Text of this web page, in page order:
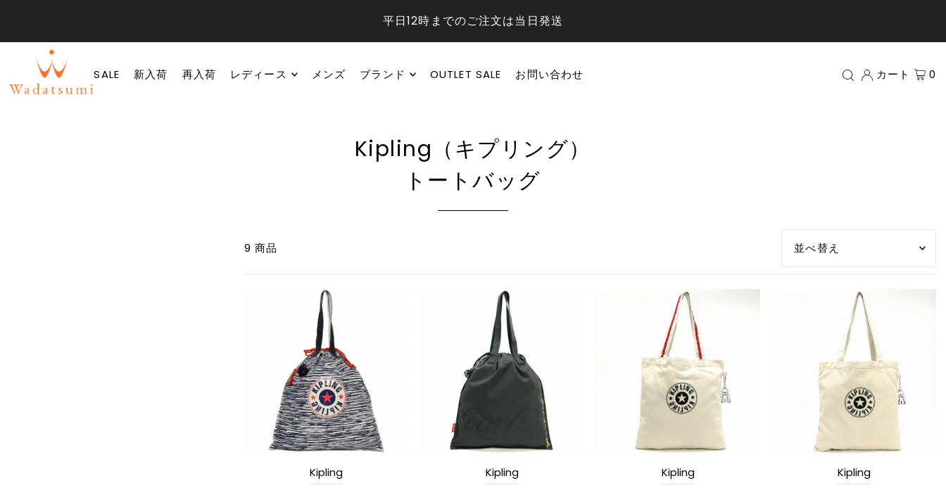
平日12時までのご注文は当日発送
SALE 新入荷 再入荷 レディース メンズ ブランド OUTLET SALE お問い合わせ カート 0
Kipling（キプリング）
トートバッグ
9 商品
関連性が最も高い
ベストセラー
アルファベット順, A-Z
アルファベット順, Z-A
価格の安い順
価格の高い順
古い商品順
Kipling
Kipling
Kipling
Kipling